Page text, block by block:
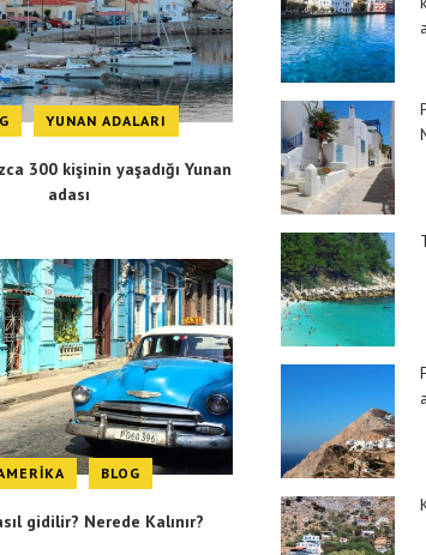
YUNAN ADALARI
300 kişinin yaşadığı Yunan
adası
BLOG
gidilir? Nerede Kalınır?